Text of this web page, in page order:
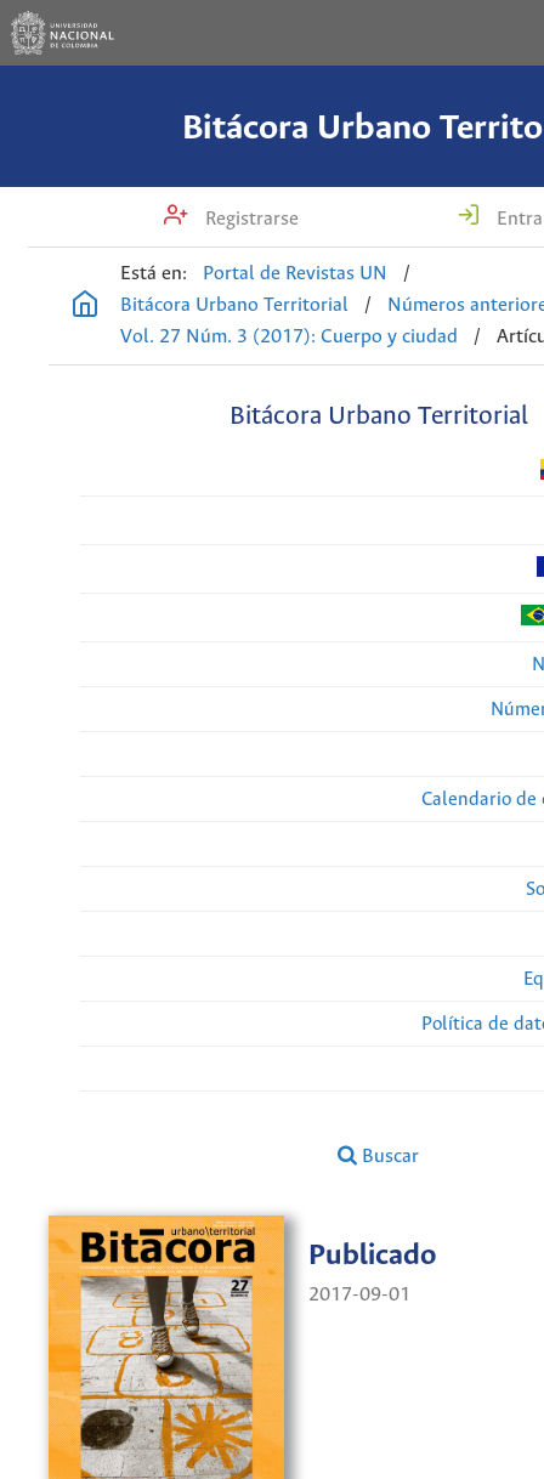
Bitácora Urbano
Registrarse
Está en: Portal de Revistas UN
/
Bitácora Urbano Territorial
/
Números
Vol. 27 Núm. 3 (2017): Cuerpo y ciudad
/
Bitácora Urbano Territorial
Calendario de
Política de
Buscar
Publicado
2017-09-01